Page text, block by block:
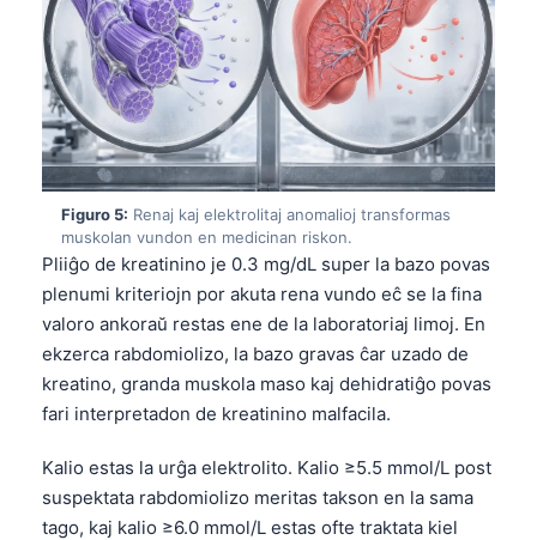
Figuro 5: Renaj kaj elektrolitaj anomalioj transformas
muskolan vundon en medicinan riskon.
Pliiĝo de kreatinino je 0.3 mg/dL super la bazo povas
plenumi kriteriojn por akuta rena vundo eĉ se la fina
valoro ankoraŭ restas ene de la laboratoriaj limoj. En
ekzerca rabdomiolizo, la bazo gravas ĉar uzado de
kreatino, granda muskola maso kaj dehidratiĝo povas
fari interpretadon de kreatinino malfacila.
Kalio estas la urĝa elektrolito. Kalio ≥5.5 mmol/L post
suspektata rabdomiolizo meritas takson en la sama
tago, kaj kalio ≥6.0 mmol/L estas ofte traktata kiel